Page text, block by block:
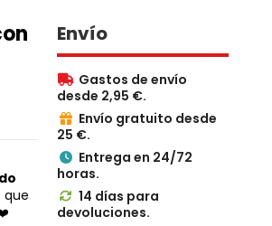
que
Envío
 Gastos de envío
desde 2,95 €.
 Envío gratuito desde
25 €.
 Entrega en 24/72
horas.
 14 días para
devoluciones.